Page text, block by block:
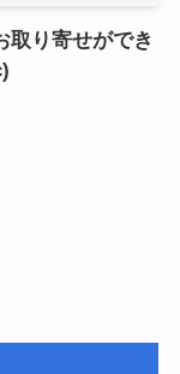
取り寄せができ